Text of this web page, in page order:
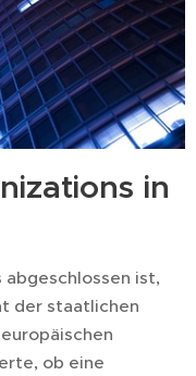
in
ist,
der staatlichen
ob eine